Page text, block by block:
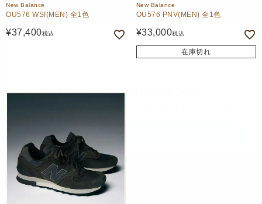
New Balance
OU576 WSI(MEN) 全1色
¥37,400税込
New Balance
OU576 PNV(MEN) 全1色
¥33,000税込
在庫切れ